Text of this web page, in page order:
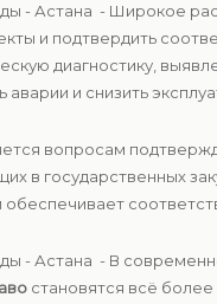
- Астана - Широкое
и подтвердить
диагностику,
и снизить
вопросам
в государственных
- Астана - В
становятся всё